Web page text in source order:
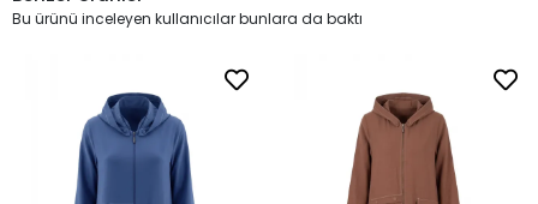
Bu ürünü inceleyen kullanıcılar bunlara da baktı